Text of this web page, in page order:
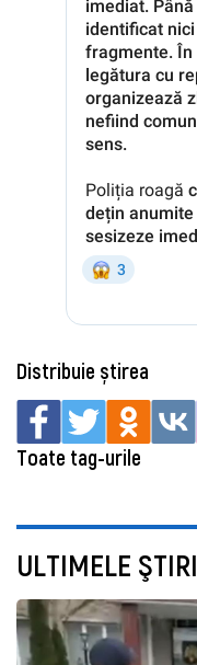
Distribuie știrea
Toate tag-urile
ULTIMELE ŞTIRI